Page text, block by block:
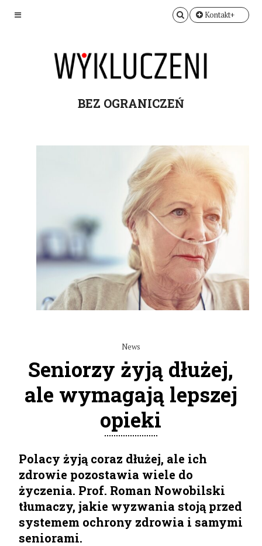
Kontakt+
BEZ OGRANICZEŃ
News
Seniorzy żyją dłużej,
ale wymagają lepszej
opieki
Polacy żyją coraz dłużej, ale ich
zdrowie pozostawia wiele do
życzenia. Prof. Roman Nowobilski
tłumaczy, jakie wyzwania stoją przed
systemem ochrony zdrowia i samymi
seniorami.